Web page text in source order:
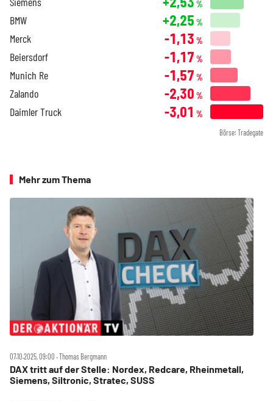
%
BMW +2,25 %
Merck -1,13 %
Beiersdorf -1,17 %
Munich Re -1,57 %
Zalando -2,30 %
Daimler Truck -3,01 %
Börse: Tradegate
Mehr zum Thema
07.10.2025, 09:00 ‧ Thomas Bergmann
DAX tritt auf der Stelle: Nordex, Redcare, Rheinmetall,
Siemens, Siltronic, Stratec, SUSS